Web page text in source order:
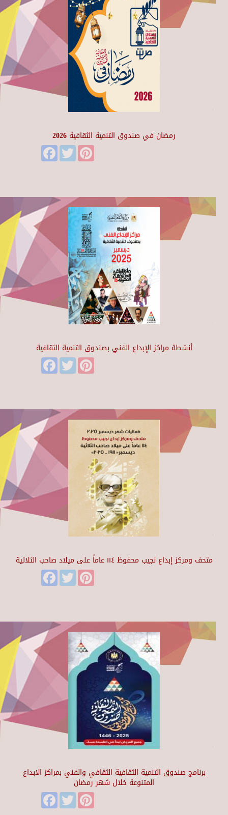
رمضان في صندوق التنمية الثقافية 2026
FacebookTwitter
أنشطة مراكز الإبداع الفني بصندوق التنمية الثقافية
FacebookTwitter
متحف ومركز إبداع نجيب محفوظ ١١٤ عاماً على ميلاد صاحب الثلاثية
FacebookTwitter
برنامج صندوق التنمية الثقافية الثقافي والفني بمراكز الابداع
المتنوعة خلال شهر رمضان
FacebookTwitter